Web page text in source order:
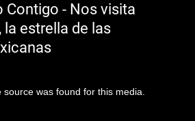
Contigo - Nos visita
estrella de las
source was found for this media.